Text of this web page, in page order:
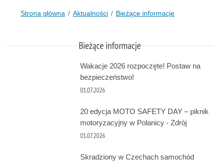
Strona główna Aktualności Bieżące informacje
Bieżące informacje
Wakacje 2026 rozpoczęte! Postaw na
bezpieczeństwo!
01.07.2026
20 edycja MOTO SAFETY DAY – piknik
motoryzacyjny w Polanicy - Zdrój
01.07.2026
Skradziony w Czechach samochód